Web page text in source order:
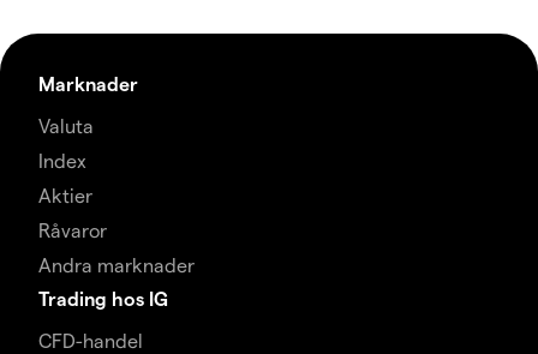
Marknader
Valuta
Index
Aktier
Råvaror
Andra marknader
Trading hos IG
CFD-handel